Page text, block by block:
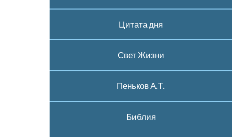
Цитата дня
Свет Жизни
Пеньков А.Т.
Библия